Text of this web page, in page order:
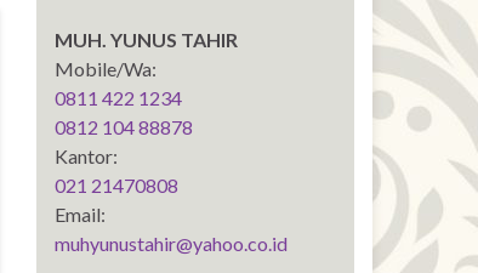
MUH. YUNUS TAHIR
Mobile/Wa:
0811 422 1234
0812 104 88878
Kantor:
021 21470808
Email:
muhyunustahir@yahoo.co.id